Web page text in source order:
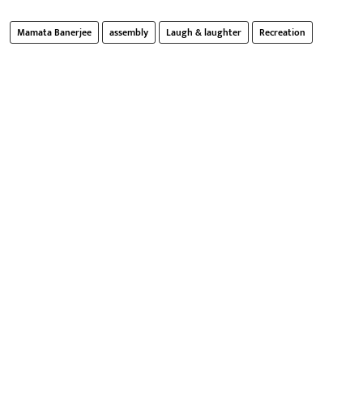
Mamata Banerjee assembly Laugh & laughter Recreation